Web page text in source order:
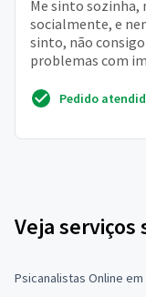
Me sinto sozinha,
socialmente, e
sinto, não
problemas com
problemas com
Pedido
Veja serviços
Psicanalistas Online